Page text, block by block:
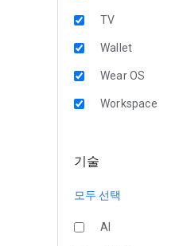
TV
Wallet
Wear OS
Workspace
기술
모두 선택
AI